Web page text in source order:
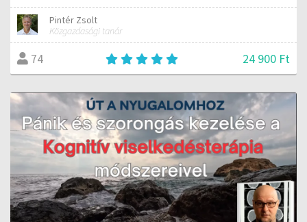
Pintér Zsolt
Közgazdasági tanár
74 24 900 Ft